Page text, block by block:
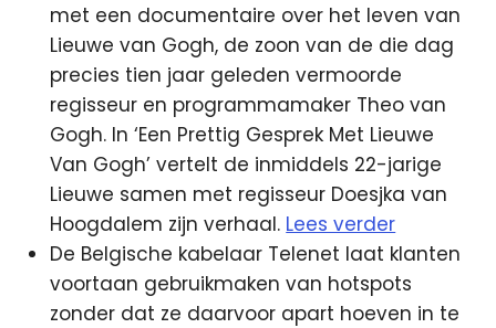
met een documentaire over het leven van
Lieuwe van Gogh, de zoon van de die dag
precies tien jaar geleden vermoorde
regisseur en programmamaker Theo van
Gogh. In ‘Een Prettig Gesprek Met Lieuwe
Van Gogh’ vertelt de inmiddels 22-jarige
Lieuwe samen met regisseur Doesjka van
Hoogdalem zijn verhaal. Lees verder
De Belgische kabelaar Telenet laat klanten
voortaan gebruikmaken van hotspots
zonder dat ze daarvoor apart hoeven in te